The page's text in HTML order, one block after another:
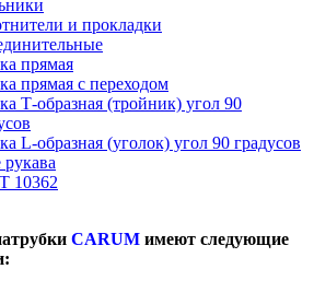
и прокладки
прямая
прямая с переходом
Т-образная (тройник) угол 90
L-образная (уголок) угол 90 градусов
10362
CARUM имеют следующие